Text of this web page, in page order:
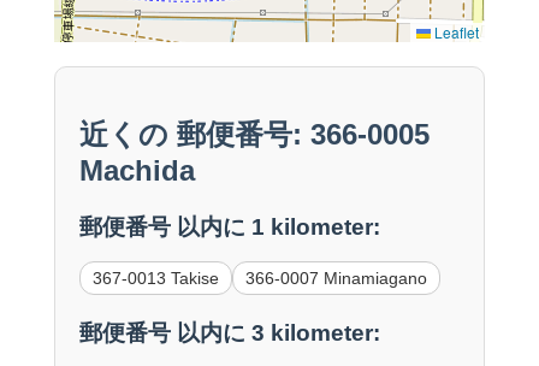
Leaflet
近くの 郵便番号: 366-0005
Machida
郵便番号 以内に 1 kilometer:
367-0013 Takise 366-0007 Minamiagano
郵便番号 以内に 3 kilometer: